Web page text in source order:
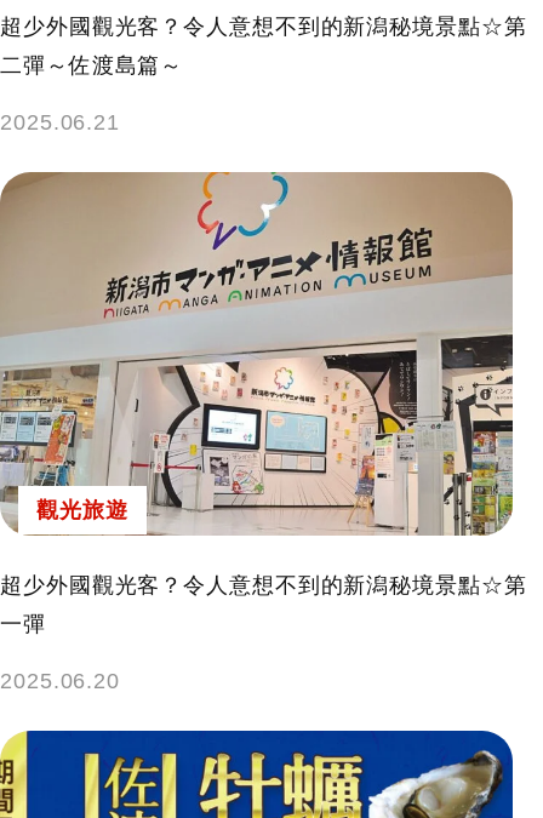
超少外國觀光客？令人意想不到的新潟秘境景點☆第
二彈～佐渡島篇～
2025.06.21
觀光旅遊
超少外國觀光客？令人意想不到的新潟秘境景點☆第
一彈
2025.06.20